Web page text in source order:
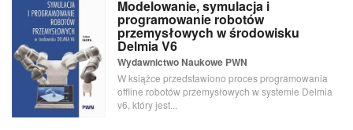
Modelowanie, symulacja i
programowanie robotów
przemysłowych w środowisku
Delmia V6
Wydawnictwo Naukowe PWN
W książce przedstawiono proces programowania
offline robotów przemysłowych w systemie Delmia
v6, który jest...